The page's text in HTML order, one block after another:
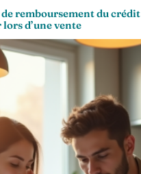
remboursement du crédit
d’une vente